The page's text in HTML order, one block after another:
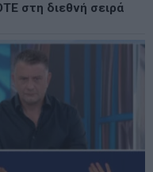
στη διεθνή σειρά